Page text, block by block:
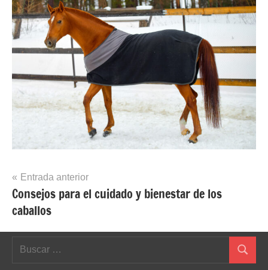
Navegación
de
entradas
Entrada anterior
Consejos para el cuidado y bienestar de los
caballos
Buscar